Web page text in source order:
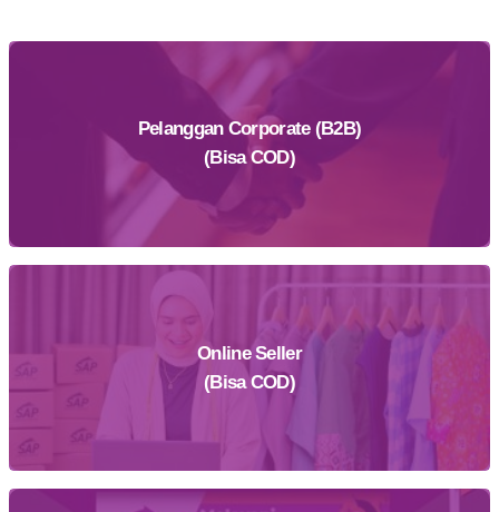
Pelanggan Corporate (B2B)
(Bisa COD)
Daftar Sekarang
Online Seller
(Bisa COD)